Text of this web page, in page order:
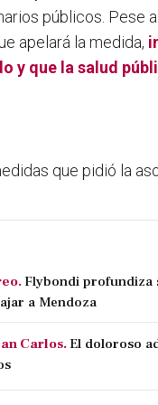
públicos. Pese
apelará la medida,
y que la salud
que pidió la
Flybondi profundiza
a Mendoza
Carlos.El doloroso